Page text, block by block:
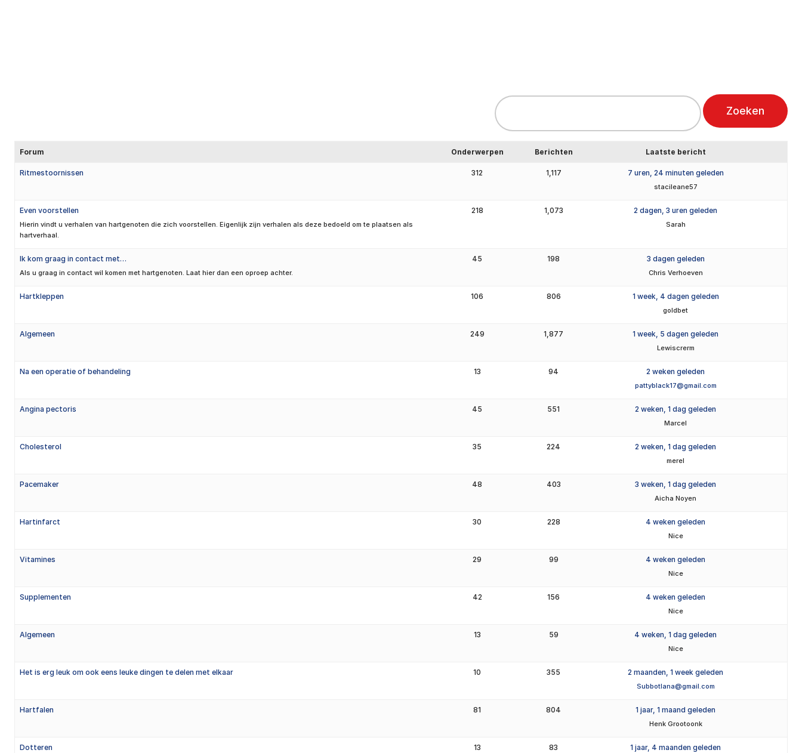
Forum Onderwerpen Berichten Laatste bericht
Ritmestoornissen 312 1,117 7 uren, 24 minuten geleden
stacileane57
Even voorstellen
Hierin vindt u verhalen van hartgenoten die zich voorstellen. Eigenlijk zijn verhalen als deze bedoeld om te plaatsen als
hartverhaal.
218 1,073 2 dagen, 3 uren geleden
Sarah
Ik kom graag in contact met…
Als u graag in contact wil komen met hartgenoten. Laat hier dan een oproep achter.
45 198 3 dagen geleden
Chris Verhoeven
Hartkleppen 106 806 1 week, 4 dagen geleden
goldbet
Algemeen 249 1,877 1 week, 5 dagen geleden
Lewiscrerm
Na een operatie of behandeling 13 94 2 weken geleden
pattyblack17@gmail.com
Angina pectoris 45 551 2 weken, 1 dag geleden
Marcel
Cholesterol 35 224 2 weken, 1 dag geleden
merel
Pacemaker 48 403 3 weken, 1 dag geleden
Aicha Noyen
Hartinfarct 30 228 4 weken geleden
Nice
Vitamines 29 99 4 weken geleden
Nice
Supplementen 42 156 4 weken geleden
Nice
Algemeen 13 59 4 weken, 1 dag geleden
Nice
Het is erg leuk om ook eens leuke dingen te delen met elkaar 10 355 2 maanden, 1 week geleden
Subbotlana@gmail.com
Hartfalen 81 804 1 jaar, 1 maand geleden
Henk Grootoonk
Dotteren 13 83 1 jaar, 4 maanden geleden